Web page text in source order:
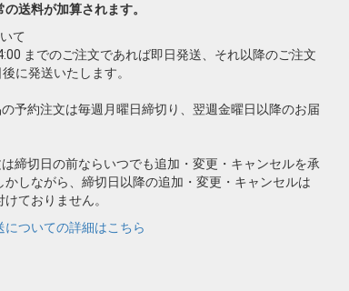
送料が加算されます。
て
までのご注文であれば即日発送、それ以降のご注文
に発送いたします。
予約注文は毎週月曜日締切り、翌週金曜日以降のお届
締切日の前ならいつでも追加・変更・キャンセルを承
かしながら、締切日以降の追加・変更・キャンセルは
ておりません。
についての詳細はこちら